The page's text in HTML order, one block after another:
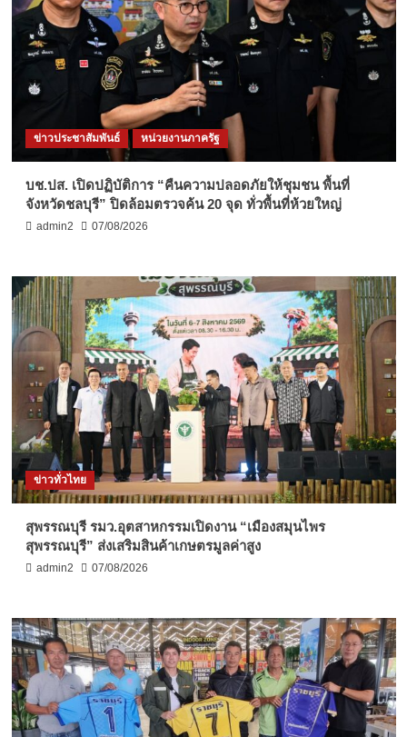
ข่าวประชาสัมพันธ์ หน่วยงานภาครัฐ
บช.ปส. เปิดปฏิบัติการ “คืนความปลอดภัยให้ชุมชน พื้นที่
จังหวัดชลบุรี” ปิดล้อมตรวจค้น 20 จุด ทั่วพื้นที่ห้วยใหญ่
admin2 07/08/2026
ข่าวทั่วไทย
สุพรรณบุรี รมว.อุตสาหกรรมเปิดงาน “เมืองสมุนไพร
สุพรรณบุรี” ส่งเสริมสินค้าเกษตรมูลค่าสูง
admin2 07/08/2026